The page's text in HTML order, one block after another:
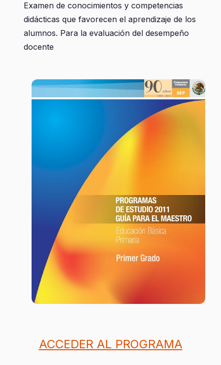
Examen de conocimientos y competencias
didácticas que favorecen el aprendizaje de los
alumnos. Para la evaluación del desempeño
docente
ACCEDER AL PROGRAMA